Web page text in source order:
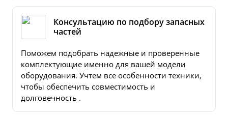
Консультацию по подбору запасных
частей
Поможем подобрать надежные и проверенные
комплектующие именно для вашей модели
оборудования. Учтем все особенности техники,
чтобы обеспечить совместимость и
долговечность .